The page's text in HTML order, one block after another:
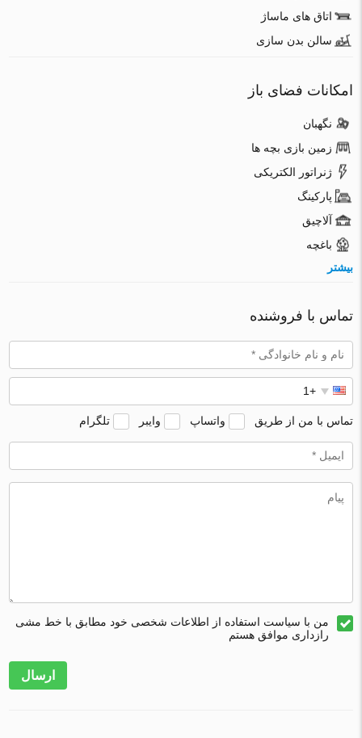
اتاق های ماساژ
سالن بدن سازی
امکانات فضای باز
نگهبان
زمین بازی بچه ها
ژنراتور الکتریکی
پارکینگ
آلاچیق
باغچه
بیشتر
تماس با فروشنده
تماس با من از طریق واتساپ وایبر تلگرام
من با سیاست استفاده از اطلاعات شخصی خود مطابق با خط مشی
رازداری موافق هستم
ارسال